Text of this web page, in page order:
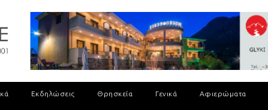
Εκδηλώσεις Θρησκεία Γενικά Αφιερώματα